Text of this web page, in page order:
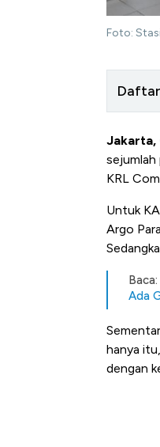
Foto:
Jakarta,
sejumlah
KRL
Untuk
Argo
Baca:
Ada
hanya
dengan